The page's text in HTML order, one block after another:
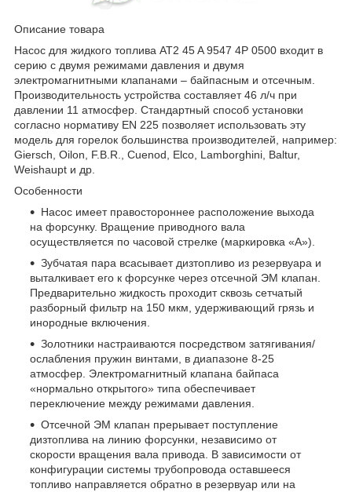
Описание товара
Насос для жидкого топлива AT2 45 A 9547 4P 0500 входит в
серию с двумя режимами давления и двумя
электромагнитными клапанами – байпасным и отсечным.
Производительность устройства составляет 46 л/ч при
давлении 11 атмосфер. Стандартный способ установки
согласно нормативу EN 225 позволяет использовать эту
модель для горелок большинства производителей, например:
Giersch, Oilon, F.B.R., Cuenod, Elco, Lamborghini, Baltur,
Weishaupt и др.
Особенности
Насос имеет правостороннее расположение выхода
на форсунку. Вращение приводного вала
осуществляется по часовой стрелке (маркировка «А»).
Зубчатая пара всасывает дизтопливо из резервуара и
выталкивает его к форсунке через отсечной ЭМ клапан.
Предварительно жидкость проходит сквозь сетчатый
разборный фильтр на 150 мкм, удерживающий грязь и
инородные включения.
Золотники настраиваются посредством затягивания/
ослабления пружин винтами, в диапазоне 8-25
атмосфер. Электромагнитный клапана байпаса
«нормально открытого» типа обеспечивает
переключение между режимами давления.
Отсечной ЭМ клапан прерывает поступление
дизтоплива на линию форсунки, независимо от
скорости вращения вала привода. В зависимости от
конфигурации системы трубопровода оставшееся
топливо направляется обратно в резервуар или на